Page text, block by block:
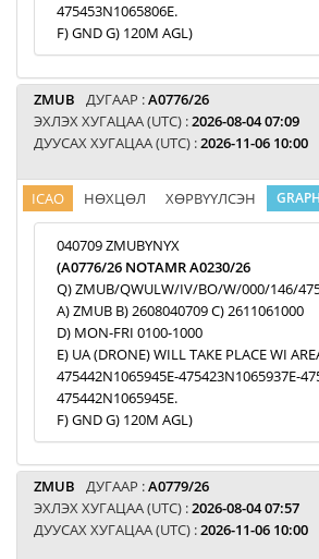
475453N1065806E.
F) GND G) 120M AGL)
ZMUB ДУГААР :A0776/26
ЭХЛЭХ ХУГАЦАА (UTC) :2026-08-04 07:09
ДУУСАХ ХУГАЦАА (UTC) :2026-11-06 10:00
ICAO НӨХЦӨЛ ХӨРВҮҮЛСЭН
040709 ZMUBYNYX
(A0776/26 NOTAMR A0230/26
Q) ZMUB/QWULW/IV/BO/W/000/146/
A) ZMUB B) 2608040709 C) 2611061000
D) MON-FRI 0100-1000
E) UA (DRONE) WILL TAKE PLACE WI
475442N1065945E-475423N1065937E-
475442N1065945E.
F) GND G) 120M AGL)
ZMUB ДУГААР :A0779/26
ЭХЛЭХ ХУГАЦАА (UTC) :2026-08-04 07:57
ДУУСАХ ХУГАЦАА (UTC) :2026-11-06 10:00